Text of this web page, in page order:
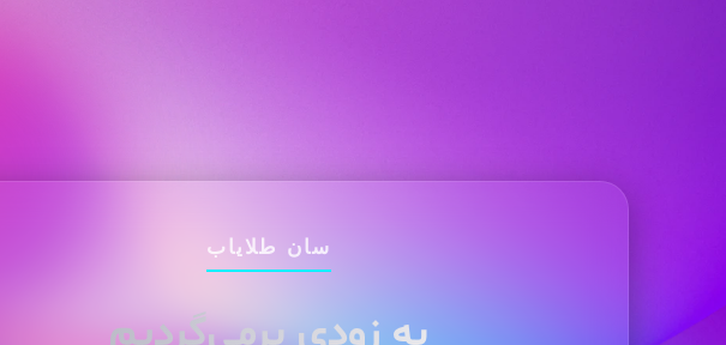
سان طلایاب